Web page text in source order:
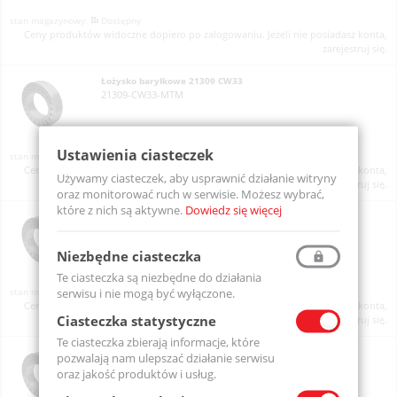
Ceny produktów widoczne dopiero po zalogowaniu. Jeżeli nie posiadasz konta,
zarejestruj się.
Łożysko baryłkowe 21309 CW33
21309-CW33-MTM
Dostępny
Ceny produktów widoczne dopiero po zalogowaniu. Jeżeli nie posiadasz konta,
zarejestruj się.
Łożysko baryłkowe 21310 CW33
Dostępny
Ceny produktów widoczne dopiero po zalogowaniu. Jeżeli nie posiadasz konta,
zarejestruj się.
Łożysko baryłkowe 21311 CW33
21311-CW33-MTM
Ustawienia ciasteczek
Używamy ciasteczek, aby usprawnić działanie witryny
oraz monitorować ruch w serwisie. Możesz wybrać,
które z nich są aktywne. Dowiedz się więcej
Niezbędne ciasteczka
Te ciasteczka są niezbędne do działania
serwisu i nie mogą być wyłączone.
Ciasteczka statystyczne
Te ciasteczka zbierają informacje, które
pozwalają nam ulepszać działanie serwisu
oraz jakość produktów i usług.